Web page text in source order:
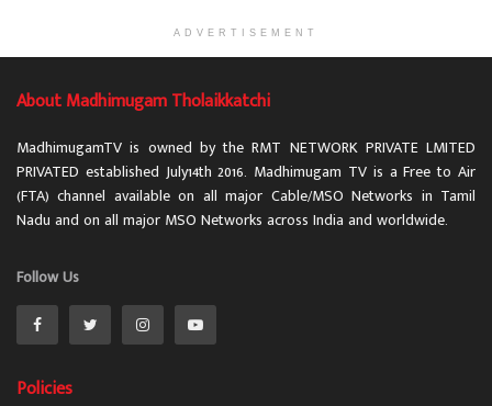
ADVERTISEMENT
About Madhimugam Tholaikkatchi
MadhimugamTV is owned by the RMT NETWORK PRIVATE LMITED
PRIVATED established July14th 2016. Madhimugam TV is a Free to Air
(FTA) channel available on all major Cable/MSO Networks in Tamil
Nadu and on all major MSO Networks across India and worldwide.
Follow Us
Policies